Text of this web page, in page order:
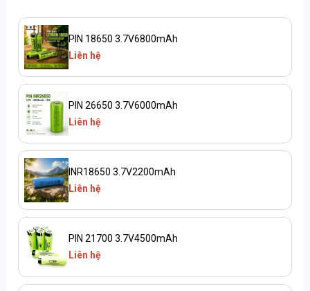
PIN 18650 3.7V6800mAh
Liên hệ
PIN 26650 3.7V6000mAh
Liên hệ
INR18650 3.7V2200mAh
Liên hệ
PIN 21700 3.7V4500mAh
Liên hệ